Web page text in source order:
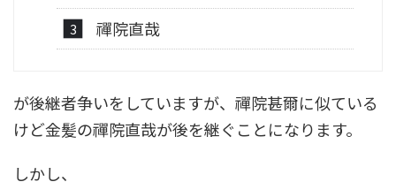
禪院直哉
が後継者争いをしていますが、禪院甚爾に似ている
けど金髪の禪院直哉が後を継ぐことになります。
しかし、